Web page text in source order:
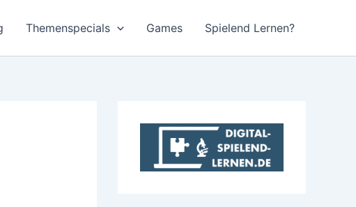
Themenspecials Games Spielend Lernen?